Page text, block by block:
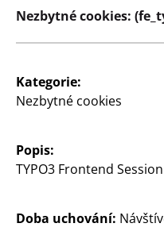
Dekorativní podnos
s designem, cca 35 x 24 x
Nezbytné cookies:
Kategorie:
Nezbytné cookies
Popis:
TYPO3 Frontend
Doba uchování: